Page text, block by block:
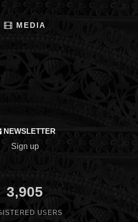
MEDIA
NEWSLETTER
Sign up
3,905
USERS